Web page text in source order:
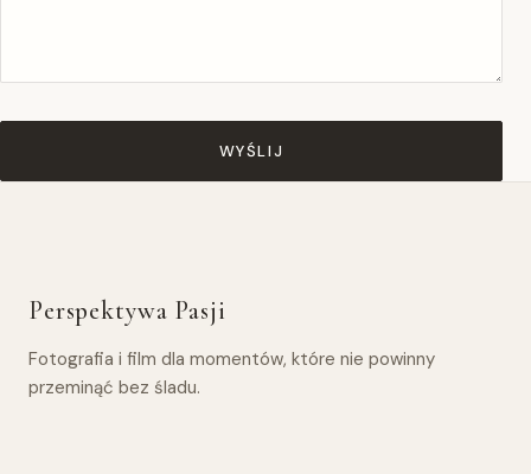
WYŚLIJ
Perspektywa Pasji
Fotografia i film dla momentów, które nie powinny
przeminąć bez śladu.